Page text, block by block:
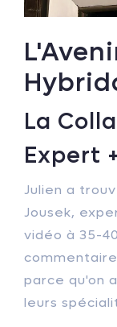
La
Expert
Julien a
Jousek,
vidéo à 35-
parce qu'on
leurs